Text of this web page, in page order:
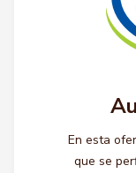
En esta
que se